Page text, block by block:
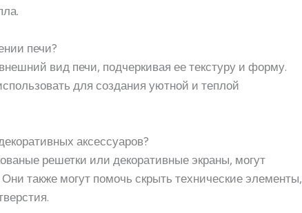
печи?
вид печи, подчеркивая ее текстуру и форму.
для создания уютной и теплой
аксессуаров?
решетки или декоративные экраны, могут
также могут помочь скрыть технические элементы,